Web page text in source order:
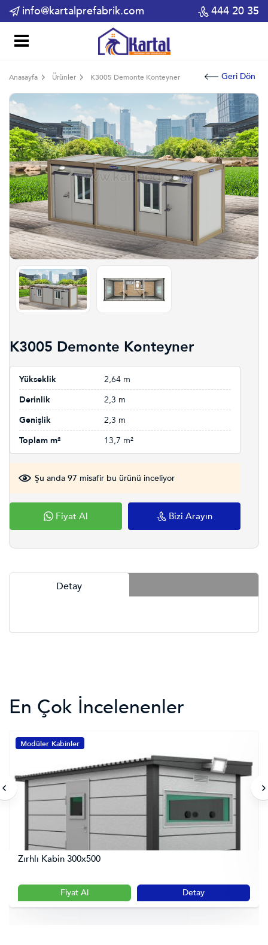
info@kartalprefabrik.com 444 20 35
Anasayfa Ürünler K3005 Demonte Konteyner Geri Dön
K3005 Demonte Konteyner
Yükseklik
2,64 m
Derinlik
2,3 m
Genişlik
2,3 m
Toplam m²
13,7 m²
Şu anda 97 misafir bu ürünü inceliyor
Fiyat Al Bizi Arayın
Detay
En Çok İncelenenler
Modüler Kabinler
Zırhlı Kabin 300x500
Fiyat Al Detay